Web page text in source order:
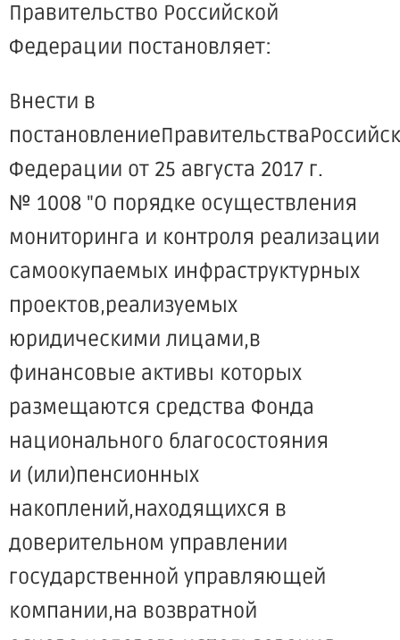
Правительство Российской
Федерации постановляет:
Внести в
Федерации от 25 августа 2017 г.
№ 1008 "О порядке осуществления
мониторинга и контроля реализации
самоокупаемых инфраструктурных
проектов,реализуемых
юридическими лицами,в
финансовые активы которых
размещаются средства Фонда
национального благосостояния
и (или)пенсионных
накоплений,находящихся в
доверительном управлении
государственной управляющей
компании,на возвратной